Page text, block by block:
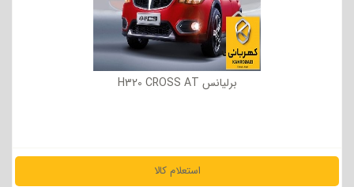
برلیانس H320 CROSS AT
استعلام کالا